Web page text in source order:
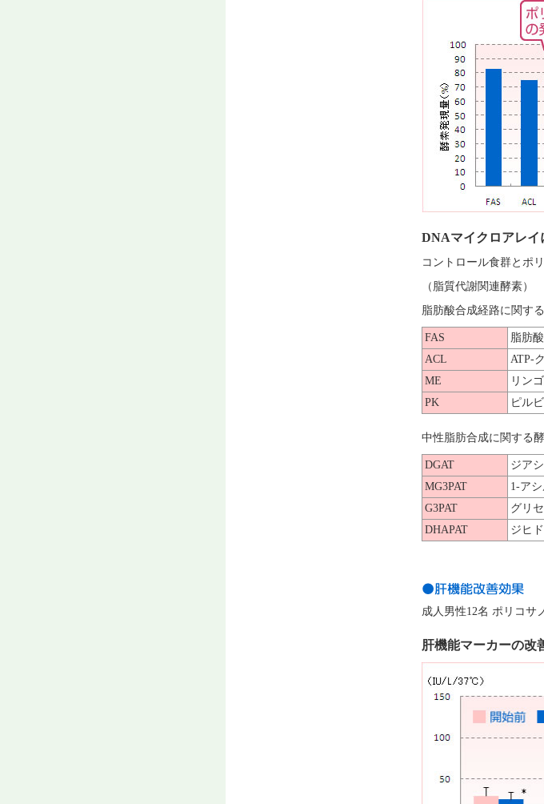
DNAマイクロアレイ
コントロール食群とポ
（脂質代謝関連酵素）
脂肪酸合成経路に関す
FAS
脂肪
ACL
ATP-
ME
リン
PK
ピル
中性脂肪合成に関する
DGAT
ジア
MG3PAT
1-ア
G3PAT
グリ
DHAPAT
ジヒ
成人男性12名 ポリコサ
肝機能マーカーの改